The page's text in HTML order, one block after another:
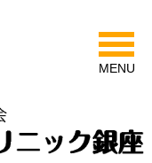
MENU